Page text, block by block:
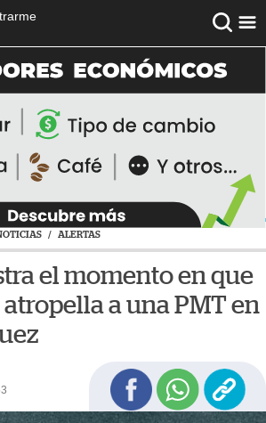
/ ALERTAS
el momento en que
a una PMT en